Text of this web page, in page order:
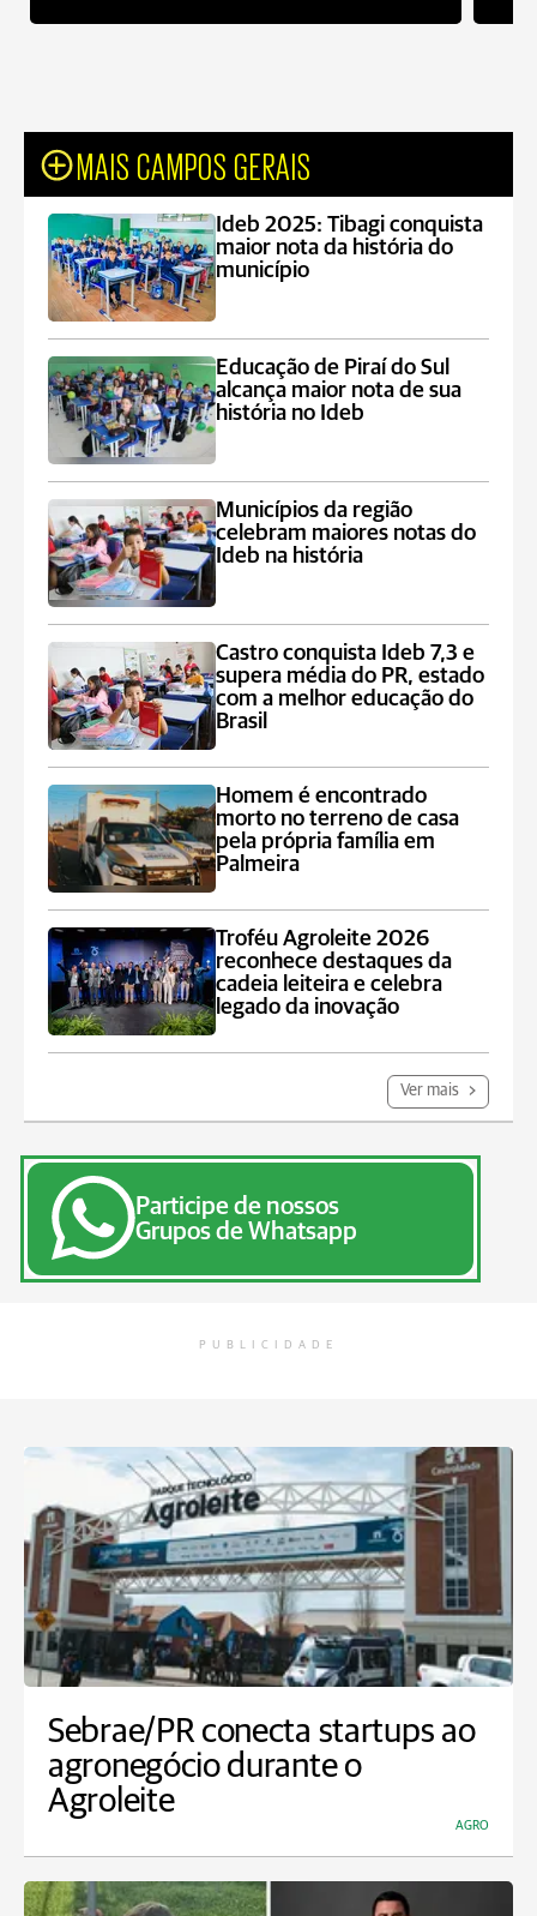
MAIS CAMPOS GERAIS
Ideb 2025: Tibagi conquista
maior nota da história do
município
Educação de Piraí do Sul
alcança maior nota de sua
história no Ideb
Municípios da região
celebram maiores notas do
Ideb na história
Castro conquista Ideb 7,3 e
supera média do PR, estado
com a melhor educação do
Brasil
Homem é encontrado
morto no terreno de casa
pela própria família em
Palmeira
Troféu Agroleite 2026
reconhece destaques da
cadeia leiteira e celebra
legado da inovação
Ver mais
Participe de nossos
Grupos de Whatsapp
PUBLICIDADE
Sebrae/PR conecta startups ao
agronegócio durante o
Agroleite
AGRO